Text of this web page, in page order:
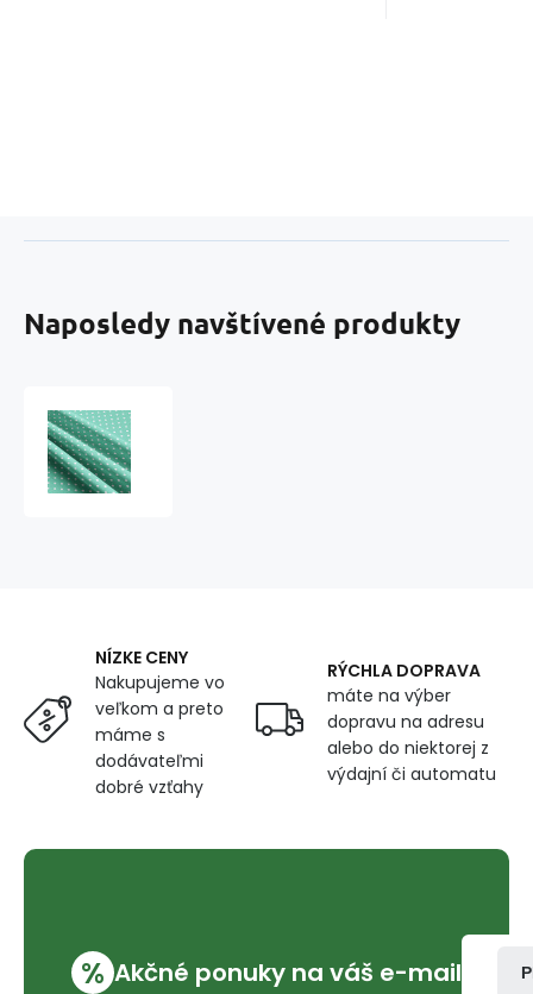
Naposledy navštívené produkty
cm
NÍZKE CENY
Nakupujeme vo
veľkom a preto
máme s
dodávateľmi
dobré vzťahy
RÝCHLA DOPRAVA
máte na výber
dopravu na adresu
alebo do niektorej z
výdajní či automatu
% Akčné ponuky na váš e-mail